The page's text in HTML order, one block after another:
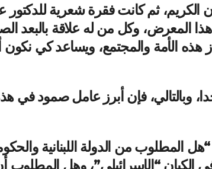
الكريم، ثم كانت فقرة شعرية
وكل من له علاقة بالبعد
هذه الأمة والمجتمع، ويساعد
وبالتالي، فإن أبرز عامل صمود في
المطلوب من الدولة اللبنانية
في الكيان “الإسرائيلي”، وهل